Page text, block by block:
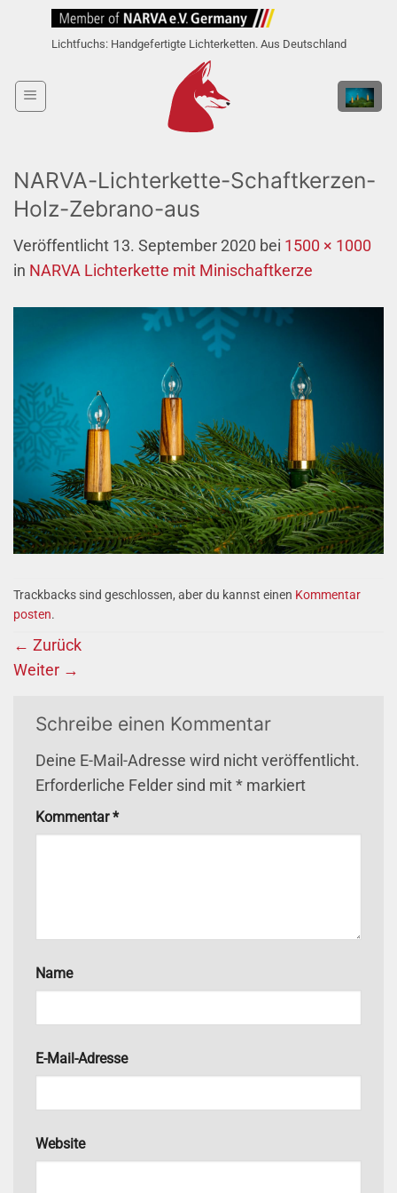
Lichtfuchs: Handgefertigte Lichterketten. Aus Deutschland
NARVA-Lichterkette-Schaftkerzen-
Holz-Zebrano-aus
Veröffentlicht 13. September 2020 bei 1500 × 1000
in NARVA Lichterkette mit Minischaftkerze
Trackbacks sind geschlossen, aber du kannst einen Kommentar
posten.
← Zurück
Weiter →
Schreibe einen Kommentar
Deine E-Mail-Adresse wird nicht veröffentlicht.
Erforderliche Felder sind mit * markiert
Kommentar*
Name
E-Mail-Adresse
Website